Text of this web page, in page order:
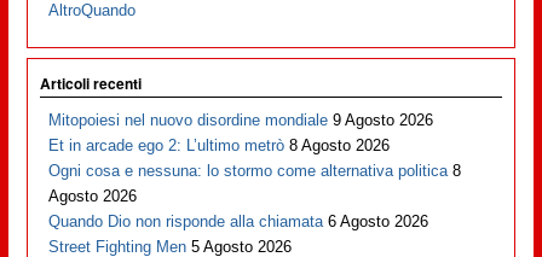
AltroQuando
Articoli recenti
Mitopoiesi nel nuovo disordine mondiale 9 Agosto 2026
Et in arcade ego 2: L’ultimo metrò 8 Agosto 2026
Ogni cosa e nessuna: lo stormo come alternativa politica 8
Agosto 2026
Quando Dio non risponde alla chiamata 6 Agosto 2026
Street Fighting Men 5 Agosto 2026